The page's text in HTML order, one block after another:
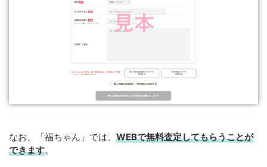
なお、「福ちゃん」では、 WEBで無料査定してもらうことが
できます。